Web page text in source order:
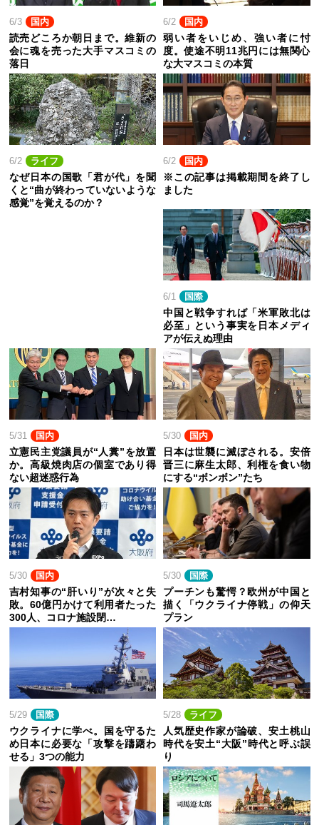
6/3 国内
読売どころか朝日まで。維新の
会に魂を売った大手マスコミの
落日
6/2 国内
弱い者をいじめ、強い者に忖
度。使途不明11兆円には無関心
な大マスコミの本質
6/2 ライフ
なぜ日本の国歌「君が代」を聞
くと“曲が終わっていないような
感覚”を覚えるのか？
6/2 国内
※この記事は掲載期間を終了し
ました
6/1 国際
中国と戦争すれば「米軍敗北は
必至」という事実を日本メディ
アが伝えぬ理由
5/31 国内
立憲民主党議員が“人糞”を放置
か。高級焼肉店の個室であり得
ない超迷惑行為
5/30 国内
日本は世襲に滅ぼされる。安倍
晋三に麻生太郎、利権を食い物
にする“ボンボン”たち
5/30 国内
吉村知事の“肝いり”が次々と失
敗。60億円かけて利用者たった
300人、コロナ施設閉…
5/30 国際
プーチンも驚愕？欧州が中国と
描く「ウクライナ停戦」の仰天
プラン
5/29 国際
ウクライナに学べ。国を守るた
め日本に必要な「攻撃を躊躇わ
せる」3つの能力
5/28 ライフ
人気歴史作家が論破、安土桃山
時代を安土“大阪”時代と呼ぶ誤
り